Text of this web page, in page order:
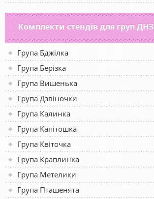
Комплекти стендів для груп ДНЗ
Група Бджілка
Група Берізка
Група Вишенька
Група Дзвіночки
Група Калинка
Група Капітошка
Група Квіточка
Група Краплинка
Група Метелики
Група Пташенята